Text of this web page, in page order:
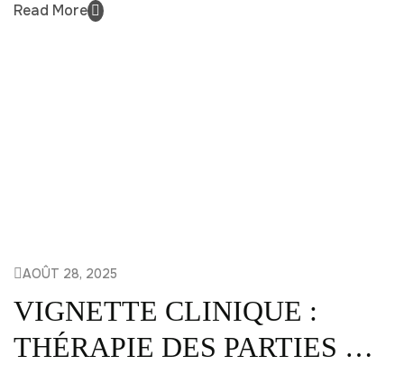
Read More
AOÛT 28, 2025
VIGNETTE CLINIQUE :
THÉRAPIE DES PARTIES ET